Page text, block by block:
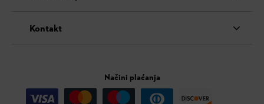
Kontakt
Načini plaćanja